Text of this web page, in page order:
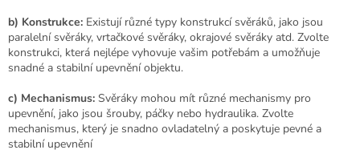
v
ý
p
i
u
b) Konstrukce: Existují různé typy konstrukcí svěráků, jako jsou
paralelní svěráky, vrtačkové svěráky, okrajové svěráky atd. Zvolte
konstrukci, která nejlépe vyhovuje vašim potřebám a umožňuje
snadné a stabilní upevnění objektu.
c) Mechanismus: Svěráky mohou mít různé mechanismy pro
upevnění, jako jsou šrouby, páčky nebo hydraulika. Zvolte
mechanismus, který je snadno ovladatelný a poskytuje pevné a
stabilní upevnění